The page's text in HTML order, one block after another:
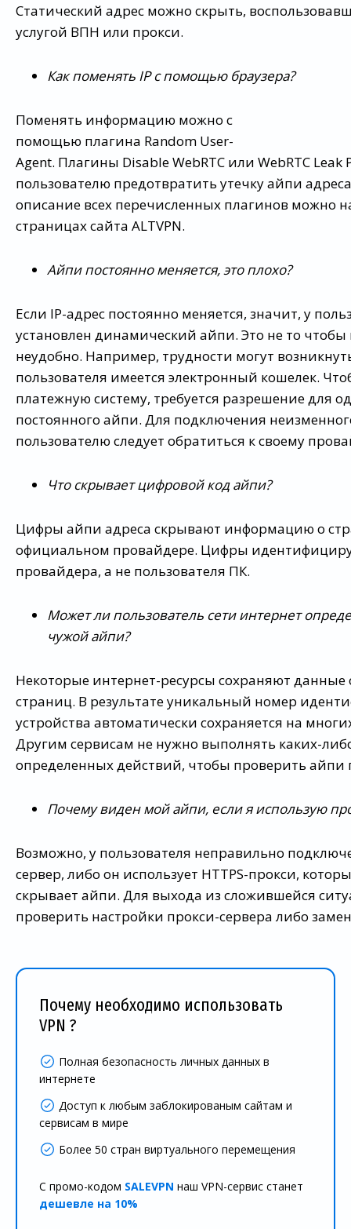
Статический адрес можно скрыть,
услугой ВПН или прокси.
Как поменять IP с помощью браузера?
Поменять информацию можно с
помощью плагина Random User-
Agent. Плагины Disable WebRTC или WebRTC Leak
пользователю предотвратить утечку айпи
описание всех перечисленных плагинов можно
страницах сайта ALTVPN.
Айпи постоянно меняется, это плохо?
Если IP-адрес постоянно меняется, значит, у
установлен динамический айпи. Это не то чтобы
неудобно. Например, трудности могут
пользователя имеется электронный кошелек.
платежную систему, требуется разрешение для
постоянного айпи. Для подключения
пользователю следует обратиться к своему
Что скрывает цифровой код айпи?
Цифры айпи адреса скрывают информацию о
официальном провайдере. Цифры
провайдера, а не пользователя ПК.
Может ли пользователь сети интернет
чужой айпи?
Некоторые интернет-ресурсы сохраняют данные
страниц. В результате уникальный номер
устройства автоматически сохраняется на
Другим сервисам не нужно выполнять каких-
определенных действий, чтобы проверить айпи
Почему виден мой айпи, если я использую
Возможно, у пользователя неправильно
сервер, либо он использует HTTPS-прокси,
скрывает айпи. Для выхода из сложившейся
проверить настройки прокси-сервера либо
Почему необходимо использовать
VPN ?
Полная безопасность личных данных в
интернете
Доступ к любым заблокированым сайтам и
сервисам в мире
Более 50 стран виртуального перемещения
С промо-кодом SALEVPN наш VPN-сервис станет
дешевле на 10%